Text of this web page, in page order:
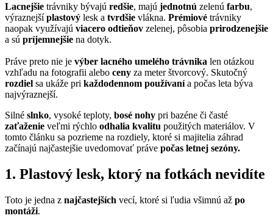
Lacnejšie trávniky bývajú redšie, majú jednotnú zelenú farbu,
výraznejšíplastový lesk a tvrdšie vlákna. Prémiové trávniky
naopak využívajú viacero odtieňov zelenej, pôsobia prirodzenejšie
a sú príjemnejšie na dotyk.
Práve preto nie je výber lacného umelého trávnika len otázkou
vzhľadu na fotografii alebo ceny za meter štvorcový. Skutočný
rozdiel sa ukáže pri každodennom používanía počas leta býva
najvýraznejší.
Silné slnko, vysoké teploty, bosé nohy pri bazéne či časté
zaťaženie veľmi rýchlo odhalia kvalitu použitých materiálov. V
tomto článku sa pozrieme na rozdiely, ktoré si majitelia záhrad
začínajú najčastejšie uvedomovať práve počas letnej sezóny.
1. Plastový lesk, ktorý na fotkách nevidíte
Toto je jedna z najčastejších vecí, ktoré si ľudia všimnú až po
montáži.